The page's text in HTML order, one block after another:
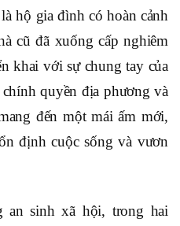
hộ gia đình có hoàn cảnh
cũ đã xuống cấp nghiêm
khai với sự chung tay của
quyền địa phương và
đến một mái ấm mới,
định cuộc sống và vươn
an sinh xã hội, trong hai